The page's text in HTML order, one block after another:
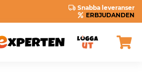
Snabba leveranser
ERBJUDANDEN